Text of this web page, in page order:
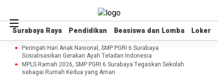
Surabaya Raya Pendidikan Beasiswa dan Lomba Loker
Surabaya Raya Pendidikan Beasiswa dan Lomba Loker
Peringati Hari Anak Nasional, SMP PGRI 6 Surabaya
Sosialisasikan Gerakan Ayah Teladan Indonesia
MPLS Ramah 2026, SMP PGRI 6 Surabaya Tegaskan Sekolah
sebagai Rumah Kedua yang Aman